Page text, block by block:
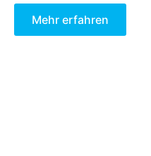
Mehr erfahren